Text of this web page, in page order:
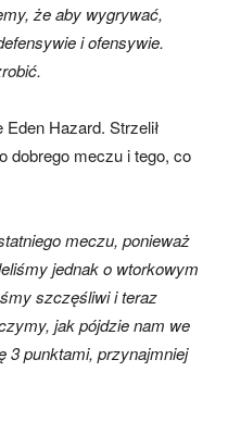
że aby wygrywać,
i ofensywie.
Hazard. Strzelił
dobrego meczu i tego, co
meczu, ponieważ
jednak o wtorkowym
szczęśliwi i teraz
jak pójdzie nam we
3 punktami, przynajmniej